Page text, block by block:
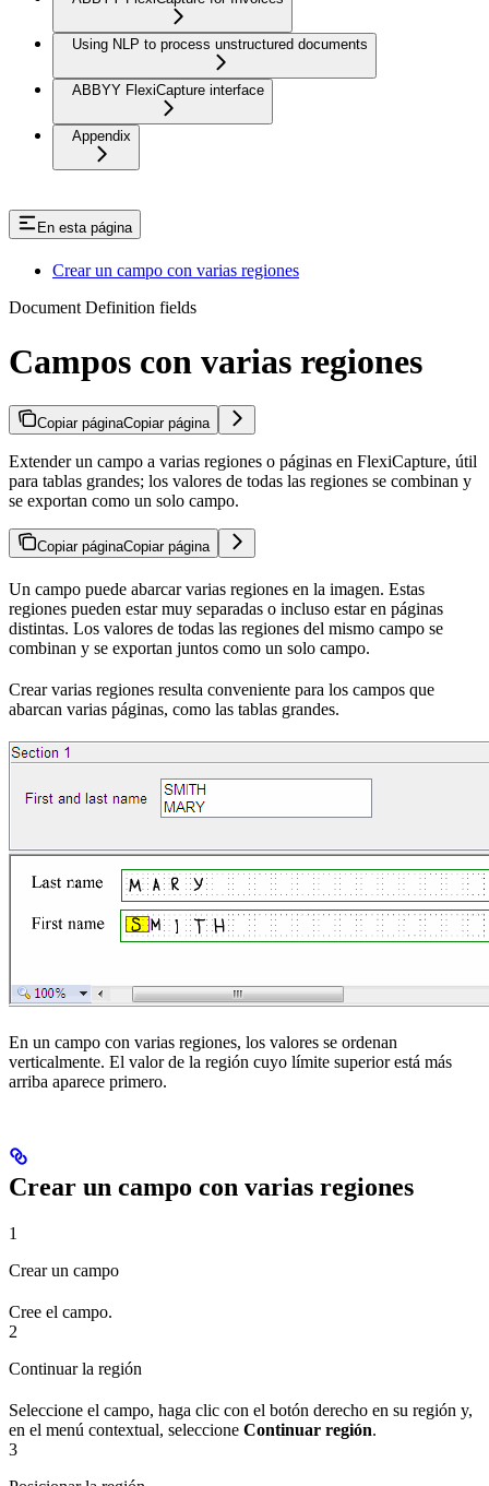
Using NLP to process unstructured documents
ABBYY FlexiCapture interface
Appendix
En esta página
Crear un campo con varias regiones
Document Definition fields
Campos con varias regiones
Copiar páginaCopiar página
Extender un campo a varias regiones o páginas en FlexiCapture, útil
para tablas grandes; los valores de todas las regiones se combinan y
se exportan como un solo campo.
Copiar páginaCopiar página
Un campo puede abarcar varias regiones en la imagen. Estas
regiones pueden estar muy separadas o incluso estar en páginas
distintas. Los valores de todas las regiones del mismo campo se
combinan y se exportan juntos como un solo campo.
Crear varias regiones resulta conveniente para los campos que
abarcan varias páginas, como las tablas grandes.
En un campo con varias regiones, los valores se ordenan
verticalmente. El valor de la región cuyo límite superior está más
arriba aparece primero.
Crear un campo con varias regiones
1
Crear un campo
Cree el campo.
2
Continuar la región
Seleccione el campo, haga clic con el botón derecho en su región y,
en el menú contextual, seleccione Continuar región.
3